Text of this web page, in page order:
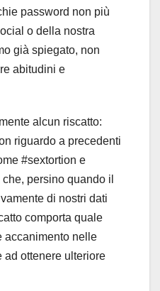
password non più
o della nostra
già spiegato, non
abitudini e
alcun riscatto:
riguardo a precedenti
#sextortion e
persino quando il
di nostri dati
comporta quale
accanimento nelle
ad ottenere ulteriore